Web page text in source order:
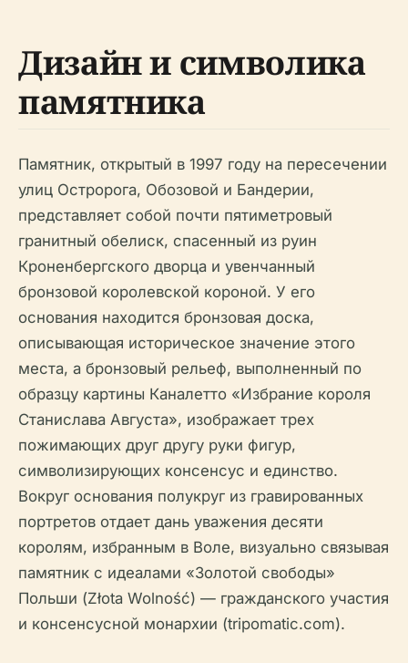
Дизайн и символика
памятника
Памятник, открытый в 1997 году на пересечении
улиц Остророга, Обозовой и Бандерии,
представляет собой почти пятиметровый
гранитный обелиск, спасенный из руин
Кроненбергского дворца и увенчанный
бронзовой королевской короной. У его
основания находится бронзовая доска,
описывающая историческое значение этого
места, а бронзовый рельеф, выполненный по
образцу картины Каналетто «Избрание короля
Станислава Августа», изображает трех
пожимающих друг другу руки фигур,
символизирующих консенсус и единство.
Вокруг основания полукруг из гравированных
портретов отдает дань уважения десяти
королям, избранным в Воле, визуально связывая
памятник с идеалами «Золотой свободы»
Польши (Złota Wolność) — гражданского участия
и консенсусной монархии (tripomatic.com).